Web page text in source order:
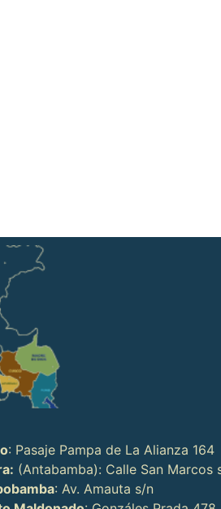
: Pasaje Pampa de La Alianza 164
(Antabamba): Calle San Marcos
: Av. Amauta s/n